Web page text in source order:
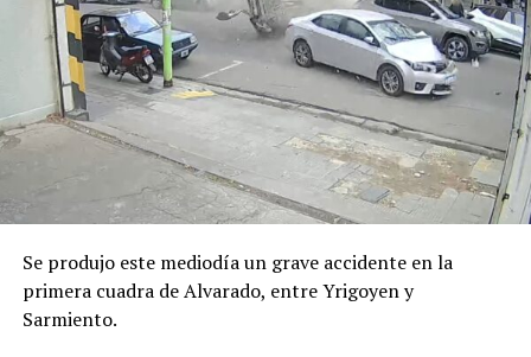
Se produjo este mediodía un grave accidente en la
primera cuadra de Alvarado, entre Yrigoyen y
Sarmiento.